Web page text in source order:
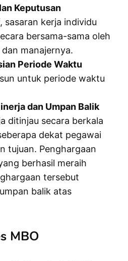
Keputusan
sasaran kerja individu
bersama-sama oleh
manajernya.
Periode Waktu
untuk periode waktu
dan Umpan Balik
ditinjau secara berkala
dekat pegawai
tujuan. Penghargaan
berhasil meraih
tersebut
balik atas
MBO